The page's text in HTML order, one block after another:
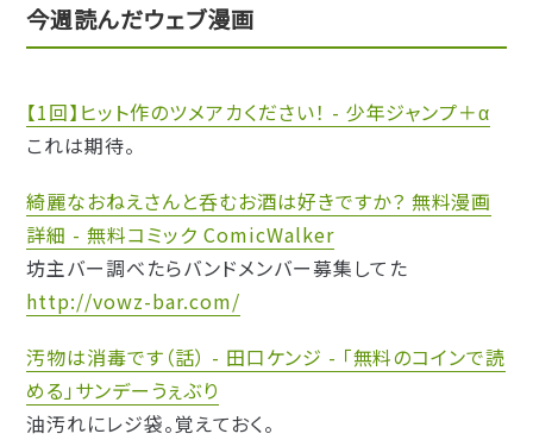
今週読んだウェブ漫画
【1回】ヒット作のツメアカください！ - 少年ジャンプ＋α
これは期待。
綺麗なおねえさんと呑むお酒は好きですか？ 無料漫画
詳細 - 無料コミック ComicWalker
坊主バー調べたらバンドメンバー募集してた
http://vowz-bar.com/
汚物は消毒です（話） - 田口ケンジ - 「無料のコインで読
める」サンデーうぇぶり
油汚れにレジ袋。覚えておく。